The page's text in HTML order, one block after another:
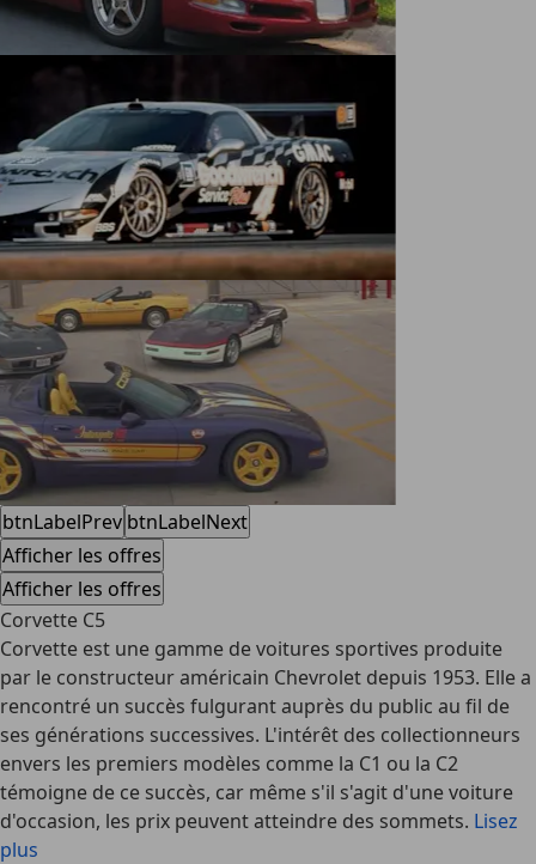
btnLabelPrev btnLabelNext
Afficher les offres
Afficher les offres
Corvette C5
Corvette est une gamme de voitures sportives produite
par le constructeur américain Chevrolet depuis 1953. Elle a
rencontré un succès fulgurant auprès du public au fil de
ses générations successives. L'intérêt des collectionneurs
envers les premiers modèles comme la C1 ou la C2
témoigne de ce succès, car même s'il s'agit d'une voiture
d'occasion, les prix peuvent atteindre des sommets. Lisez
plus